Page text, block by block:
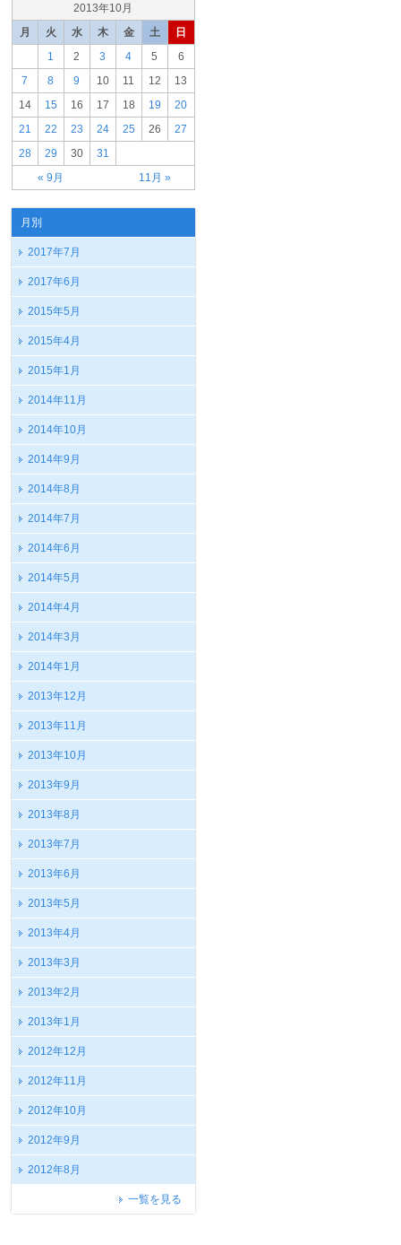
2013年10月
月
火 水 木 金 土 日
« 9月 11月 »
1 2 3 4 5
6
7
8 9 10 11 12
13
14
15 16 17 18 19
20
21
22 23 24 25 26
27
28
29 30 31
月別
2017年7月
2017年6月
2015年5月
2015年4月
2015年1月
2014年11月
2014年10月
2014年9月
2014年8月
2014年7月
2014年6月
2014年5月
2014年4月
2014年3月
2014年1月
2013年12月
2013年11月
2013年10月
2013年9月
2013年8月
2013年7月
2013年6月
2013年5月
2013年4月
2013年3月
2013年2月
2013年1月
2012年12月
2012年11月
2012年10月
2012年9月
2012年8月
一覧を見る